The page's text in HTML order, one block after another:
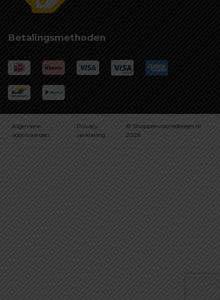
Betalingsmethoden
Algemene
voorwaarden
Privacy
verklaring
© Shoppenvooriedereen.nl
2026